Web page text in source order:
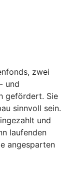
zwei
und
gefördert. Sie
sinnvoll sein.
und
laufenden
angesparten